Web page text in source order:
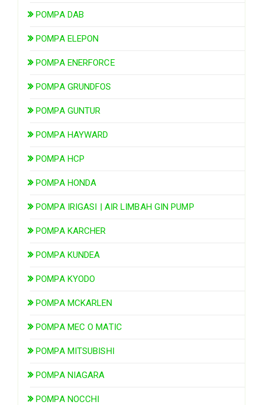
POMPA DAB
POMPA ELEPON
POMPA ENERFORCE
POMPA GRUNDFOS
POMPA GUNTUR
POMPA HAYWARD
POMPA HCP
POMPA HONDA
POMPA IRIGASI | AIR LIMBAH GIN PUMP
POMPA KARCHER
POMPA KUNDEA
POMPA KYODO
POMPA MCKARLEN
POMPA MEC O MATIC
POMPA MITSUBISHI
POMPA NIAGARA
POMPA NOCCHI